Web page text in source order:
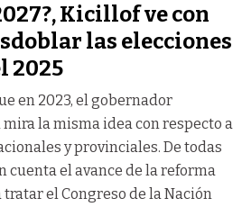
Kicillof ve con
las elecciones
2025
en 2023, el gobernador
la misma idea con respecto a
y provinciales. De todas
cuenta el avance de la reforma
el Congreso de la Nación